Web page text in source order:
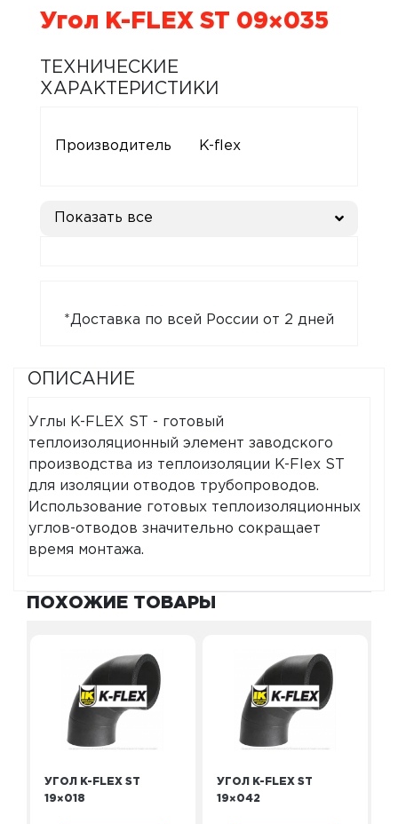
Угол K-FLEX ST 09×035
ТЕХНИЧЕСКИЕ
ХАРАКТЕРИСТИКИ
Производитель K-flex
Показать все
*Доставка по всей России от 2 дней
ОПИСАНИЕ
Углы K-FLEX ST - готовый
теплоизоляционный элемент заводского
производства из теплоизоляции K-Flex ST
для изоляции отводов трубопроводов.
Использование готовых теплоизоляционных
углов-отводов значительно сокращает
время монтажа.
ПОХОЖИЕ ТОВАРЫ
УГОЛ K-FLEX ST
19×018
УГОЛ K-FLEX ST
19×042